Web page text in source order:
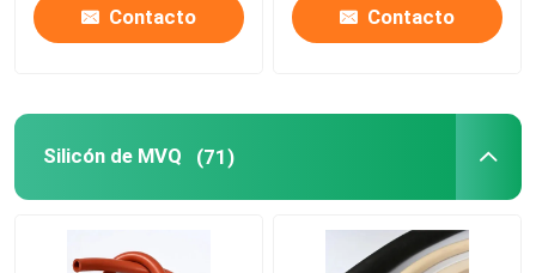
Contacto Contacto
Silicón de MVQ (71)